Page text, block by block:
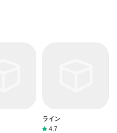
ライン
4.7